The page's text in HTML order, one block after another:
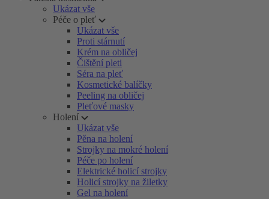
Ukázat vše
Péče o pleť
Ukázat vše
Proti stárnutí
Krém na obličej
Čištění pleti
Séra na pleť
Kosmetické balíčky
Peeling na obličej
Pleťové masky
Holení
Ukázat vše
Pěna na holení
Strojky na mokré holení
Péče po holení
Elektrické holicí strojky
Holicí strojky na žiletky
Gel na holení